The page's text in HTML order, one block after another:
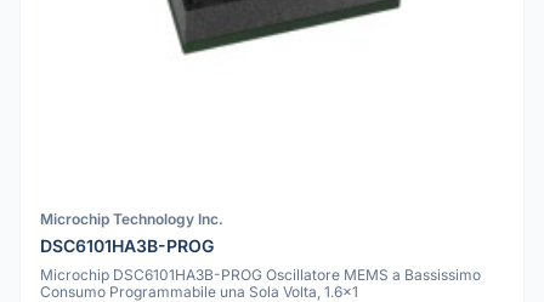
Microchip Technology Inc.
DSC6101HA3B-PROG
Microchip DSC6101HA3B-PROG Oscillatore MEMS a Bassissimo
Consumo Programmabile una Sola Volta, 1.6x1